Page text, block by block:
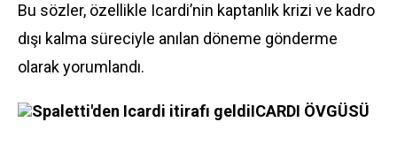
Bu sözler, özellikle Icardi’nin kaptanlık krizi ve kadro
dışı kalma süreciyle anılan döneme gönderme
olarak yorumlandı.
Spaletti'den Icardi itirafı geldiICARDI ÖVGÜSÜ